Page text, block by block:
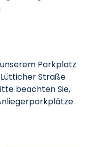
Parkplatz
Lütticher Straße
beachten Sie,